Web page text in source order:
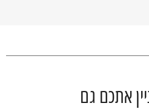
אתכם גם